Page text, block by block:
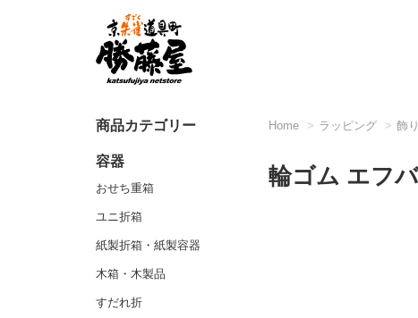
商品カテゴリー
容器
おせち重箱
ユニ折箱
紙製折箱・紙製容器
木箱・木製品
すだれ折
Home ラッピング 飾
輪ゴム エフ